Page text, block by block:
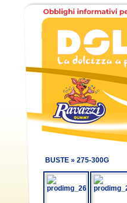
BUSTE » 275-300G